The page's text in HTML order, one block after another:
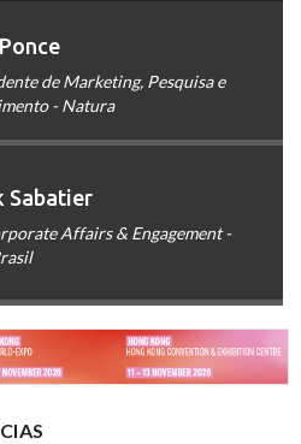
de Marketing, Pesquisa e
- Natura
Sabatier
Affairs & Engagement -